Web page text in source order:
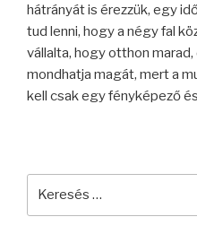
hátrányát is érezzük, egy
tud lenni, hogy a négy fal
vállalta, hogy otthon
mondhatja magát, mert a
kell csak egy fényképező